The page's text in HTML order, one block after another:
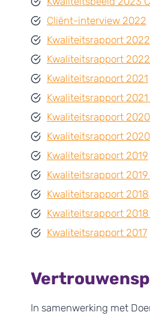
Cliënt-interview 2022
Kwaliteitsrapport 2022
Kwaliteitsrapport
Kwaliteitsrapport 2021
Kwaliteitsrapport
Kwaliteitsrapport 2020
Kwaliteitsrapport
Kwaliteitsrapport 2019
Kwaliteitsrapport
Kwaliteitsrapport 2018
Kwaliteitsrapport
Kwaliteitsrapport 2017
In samenwerking met